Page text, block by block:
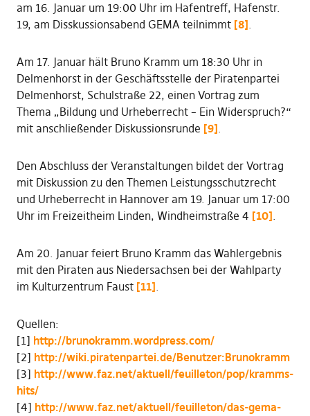
am 16. Januar um 19:00 Uhr im Hafentreff, Hafenstr.
19, am Disskussionsabend GEMA teilnimmt [8].
Am 17. Januar hält Bruno Kramm um 18:30 Uhr in
Delmenhorst in der Geschäftsstelle der Piratenpartei
Delmenhorst, Schulstraße 22, einen Vortrag zum
Thema „Bildung und Urheberrecht – Ein Widerspruch?“
mit anschließender Diskussionsrunde [9].
Den Abschluss der Veranstaltungen bildet der Vortrag
mit Diskussion zu den Themen Leistungsschutzrecht
und Urheberrecht in Hannover am 19. Januar um 17:00
Uhr im Freizeitheim Linden, Windheimstraße 4 [10].
Am 20. Januar feiert Bruno Kramm das Wahlergebnis
mit den Piraten aus Niedersachsen bei der Wahlparty
im Kulturzentrum Faust [11].
Quellen:
[1] http://brunokramm.wordpress.com/
[2] http://wiki.piratenpartei.de/Benutzer:Brunokramm
[3] http://www.faz.net/aktuell/feuilleton/pop/kramms-
hits/
[4] http://www.faz.net/aktuell/feuilleton/das-gema-